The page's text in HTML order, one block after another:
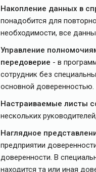
Накопление данных в
понадобится для
необходимости, все
Управление
передоверие - в
сотрудник без
основной доверенностью.
Настраиваемые листы
нескольких
Наглядное
предприятии
доверенности. В
находится та или иная